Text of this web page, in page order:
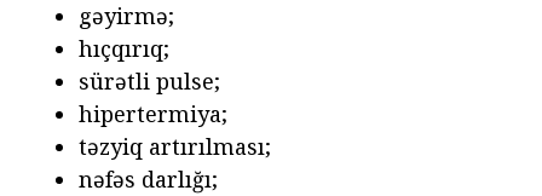
gəyirmə;
hıçqırıq;
sürətli pulse;
hipertermiya;
təzyiq artırılması;
nəfəs darlığı;